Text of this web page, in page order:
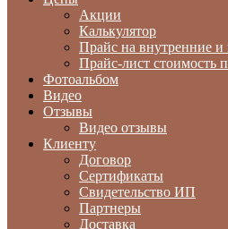
Акции
Калькулятор
Прайс на внутренние
Прайс-лист стоимость
Фотоальбом
Видео
Отзывы
Видео отзывы
Клиенту
Договор
Сертификаты
Свидетельство ИП
Партнеры
Доставка